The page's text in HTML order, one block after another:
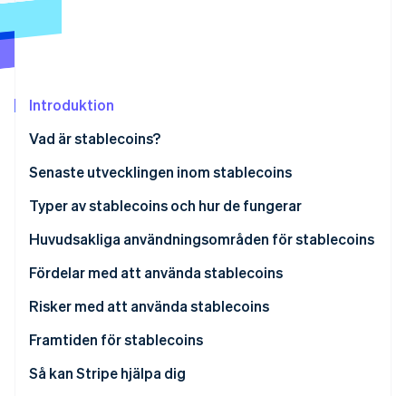
Identitetsverifiering online
Introduktion
Vad är stablecoins?
Senaste utvecklingen inom stablecoins
Japan: JPYC stablecoin lanserades i oktober 2025
Globalt: Juridiska ramverk etableras i flera länder
Typer av stablecoins och hur de fungerar
Fiat-stödd
Kryptovalutastödd
Algoritmisk
Huvudsakliga användningsområden för stablecoins
Betalningsmetod
Överföring av pengar
Kryptovalutahandel och DeFi
Fördelar med att använda stablecoins
Risker med att använda stablecoins
Framtiden för stablecoins
Juridiska utvecklingar
Så kan Stripe hjälpa dig